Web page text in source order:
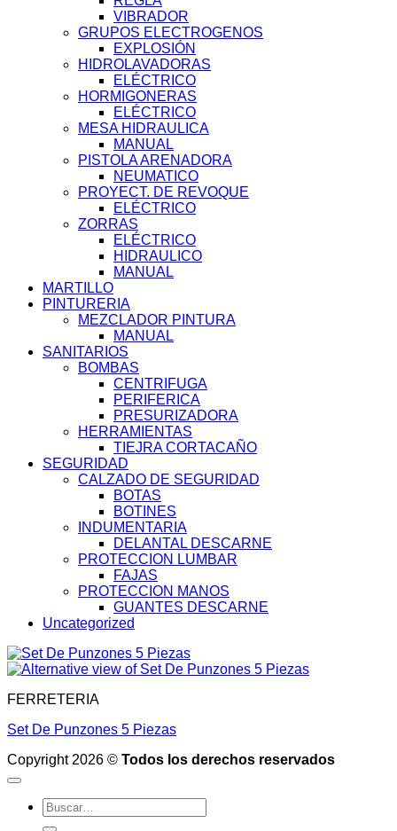
VIBRADOR
GRUPOS ELECTROGENOS
EXPLOSIÓN
HIDROLAVADORAS
ELÉCTRICO
HORMIGONERAS
ELÉCTRICO
MESA HIDRAULICA
MANUAL
PISTOLA ARENADORA
NEUMATICO
PROYECT. DE REVOQUE
ELÉCTRICO
ZORRAS
ELÉCTRICO
HIDRAULICO
MANUAL
MARTILLO
PINTURERIA
MEZCLADOR PINTURA
MANUAL
SANITARIOS
BOMBAS
CENTRIFUGA
PERIFERICA
PRESURIZADORA
HERRAMIENTAS
TIEJRA CORTACAÑO
SEGURIDAD
CALZADO DE SEGURIDAD
BOTAS
BOTINES
INDUMENTARIA
DELANTAL DESCARNE
PROTECCION LUMBAR
FAJAS
PROTECCION MANOS
GUANTES DESCARNE
Uncategorized
FERRETERIA
Set De Punzones 5 Piezas
Copyright 2026 © Todos los derechos reservados
Buscar
por: